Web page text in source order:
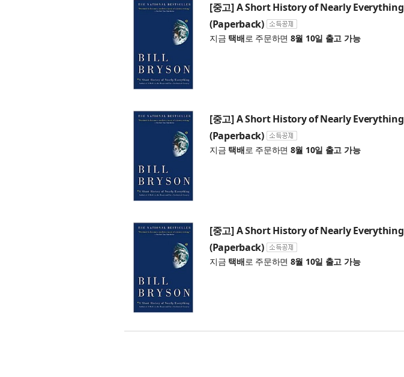
[중고] A Short History of Nearly Everything
(Paperback)
지금 택배로 주문하면 8월 10일 출고 가능
[중고] A Short History of Nearly Everything
(Paperback)
지금 택배로 주문하면 8월 10일 출고 가능
[중고] A Short History of Nearly Everything
(Paperback)
지금 택배로 주문하면 8월 10일 출고 가능